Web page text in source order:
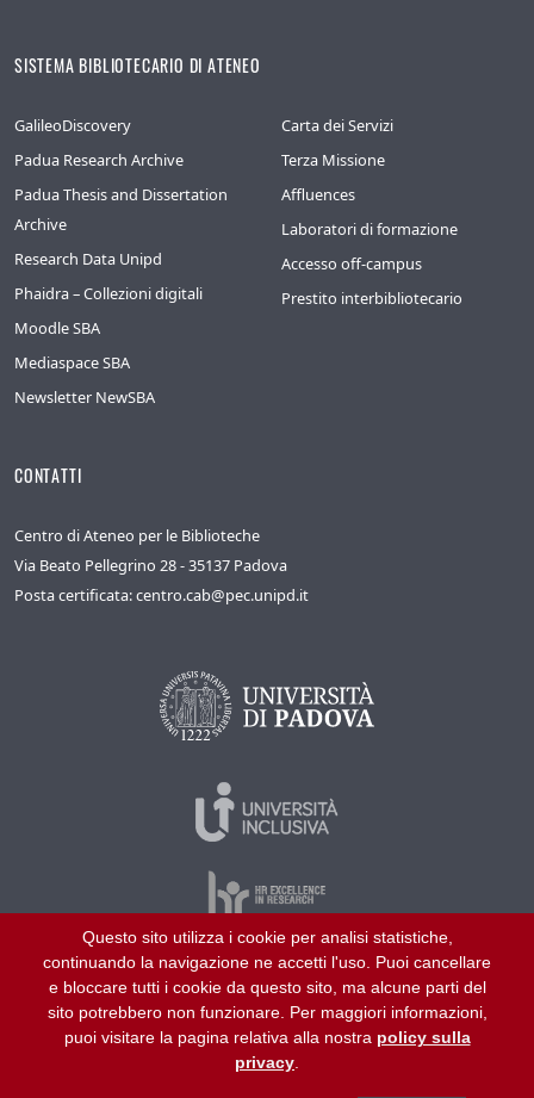
SISTEMA BIBLIOTECARIO DI ATENEO
GalileoDiscovery
Padua Research Archive
Padua Thesis and Dissertation
Archive
Research Data Unipd
Phaidra – Collezioni digitali
Moodle SBA
Mediaspace SBA
Newsletter NewSBA
Carta dei Servizi
Terza Missione
Affluences
Laboratori di formazione
Accesso off-campus
Prestito interbibliotecario
CONTATTI
Centro di Ateneo per le Biblioteche
Via Beato Pellegrino 28 - 35137 Padova
Posta certificata: centro.cab@pec.unipd.it
©2026Università di Padova – Tutti i diritti riservati
P.I. 00742430283 C.F. 80006480281
Chi siamo
Collabora con noi
Questo sito utilizza i cookie per analisi statistiche,
continuando la navigazione ne accetti l'uso. Puoi cancellare
e bloccare tutti i cookie da questo sito, ma alcune parti del
sito potrebbero non funzionare. Per maggiori informazioni,
puoi visitare la pagina relativa alla nostra policy sulla
privacy